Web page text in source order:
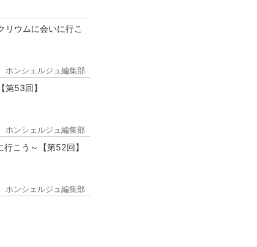
リウムに会いに行こ
ホンシェルジュ編集部
53回】
ホンシェルジュ編集部
こう～【第52回】
ホンシェルジュ編集部